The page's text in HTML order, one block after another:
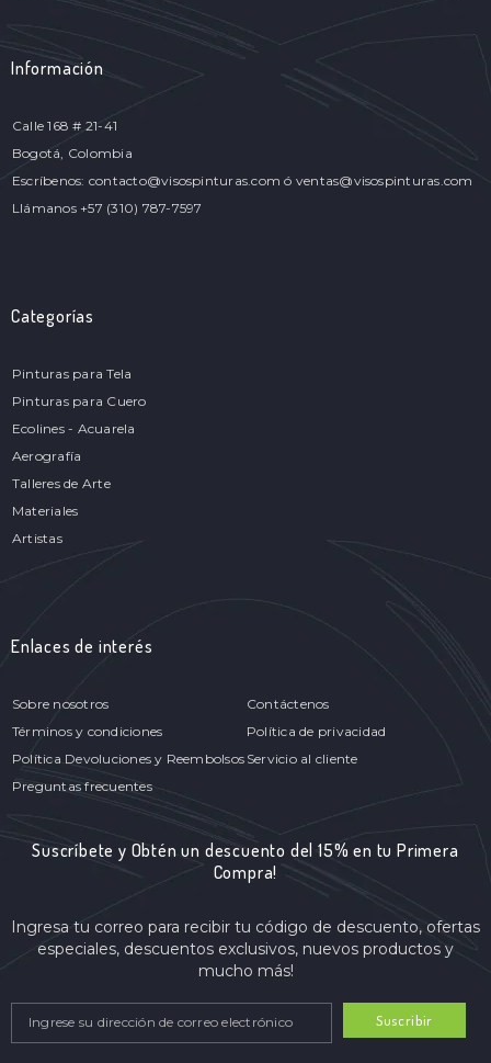
Información
Calle 168 # 21-41
Bogotá, Colombia
Escríbenos: contacto@visospinturas.com ó ventas@visospinturas.com
Llámanos +57 (310) 787-7597
Categorías
Pinturas para Tela
Pinturas para Cuero
Ecolines - Acuarela
Aerografía
Talleres de Arte
Materiales
Artistas
Enlaces de interés
Sobre nosotros
Contáctenos
Términos y condiciones
Política de privacidad
Política Devoluciones y Reembolsos Servicio al cliente
Preguntas frecuentes
Suscríbete y Obtén un descuento del 15% en tu Primera
Compra!
Ingresa tu correo para recibir tu código de descuento, ofertas
especiales, descuentos exclusivos, nuevos productos y
mucho más!
Suscribir